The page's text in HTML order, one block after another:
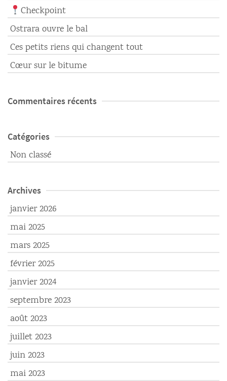
Checkpoint
Ostrara ouvre le bal
Ces petits riens qui changent tout
Cœur sur le bitume
Commentaires récents
Catégories
Non classé
Archives
janvier 2026
mai 2025
mars 2025
février 2025
janvier 2024
septembre 2023
août 2023
juillet 2023
juin 2023
mai 2023